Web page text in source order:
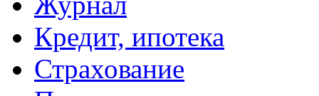
Кредит, ипотека
Страхование